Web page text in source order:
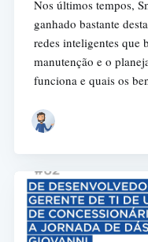
Nos últimos tempos,
ganhado bastante
redes inteligentes que
manutenção e o
funciona e quais os